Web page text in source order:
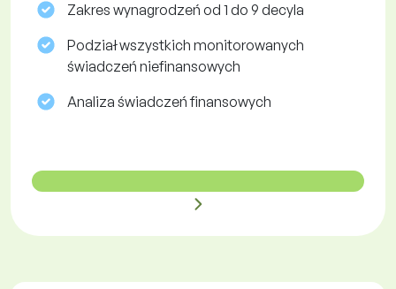
Zakres wynagrodzeń od 1 do 9 decyla
Podział wszystkich monitorowanych
świadczeń niefinansowych
Analiza świadczeń finansowych